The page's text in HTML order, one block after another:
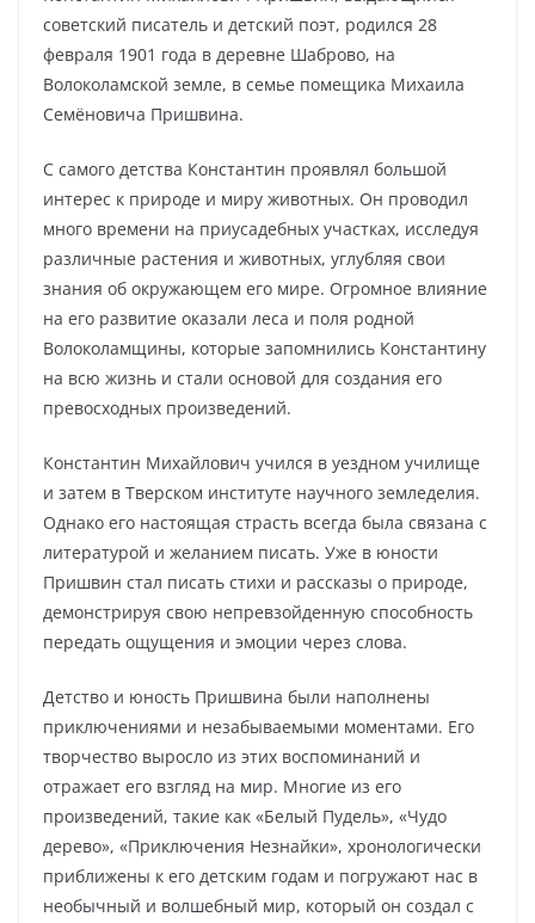
советский писатель и детский поэт, родился 28
февраля 1901 года в деревне Шаброво, на
Волоколамской земле, в семье помещика Михаила
Семёновича Пришвина.
С самого детства Константин проявлял большой
интерес к природе и миру животных. Он проводил
много времени на приусадебных участках, исследуя
различные растения и животных, углубляя свои
знания об окружающем его мире. Огромное влияние
на его развитие оказали леса и поля родной
Волоколамщины, которые запомнились Константину
на всю жизнь и стали основой для создания его
превосходных произведений.
Константин Михайлович учился в уездном училище
и затем в Тверском институте научного земледелия.
Однако его настоящая страсть всегда была связана с
литературой и желанием писать. Уже в юности
Пришвин стал писать стихи и рассказы о природе,
демонстрируя свою непревзойденную способность
передать ощущения и эмоции через слова.
Детство и юность Пришвина были наполнены
приключениями и незабываемыми моментами. Его
творчество выросло из этих воспоминаний и
отражает его взгляд на мир. Многие из его
произведений, такие как «Белый Пудель», «Чудо
дерево», «Приключения Незнайки», хронологически
приближены к его детским годам и погружают нас в
необычный и волшебный мир, который он создал с